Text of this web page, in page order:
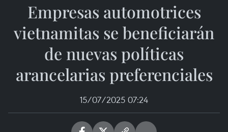
Empresas automotrices
vietnamitas se beneficiarán
de nuevas políticas
arancelarias preferenciales
15/07/2025 07:24